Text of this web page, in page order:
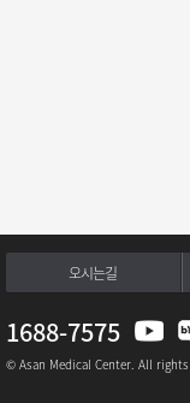
오시는길
1688-7575
© Asan Medical Center. All rights